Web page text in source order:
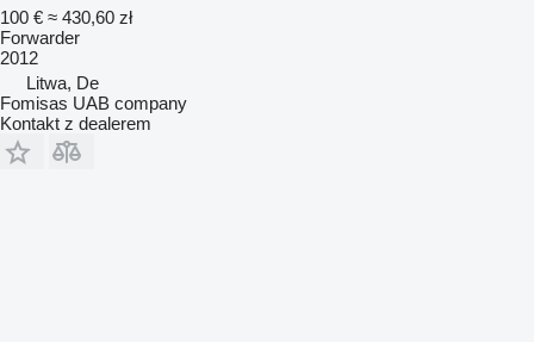
100 € ≈ 430,60 zł
Forwarder
2012
Litwa, De
Fomisas UAB company
Kontakt z dealerem